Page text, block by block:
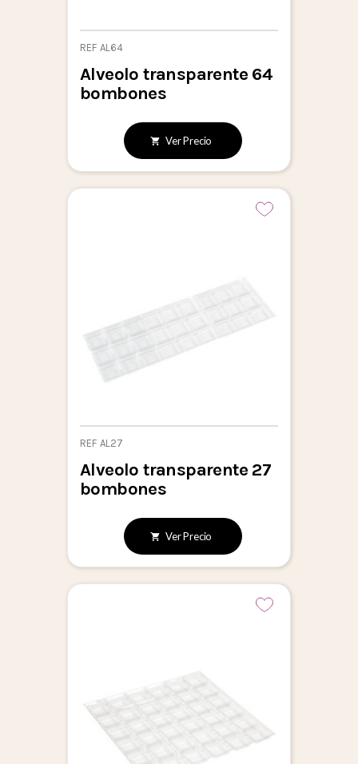
REF AL64
Alveolo transparente 64
bombones
Ver Precio
REF AL27
Alveolo transparente 27
bombones
Ver Precio